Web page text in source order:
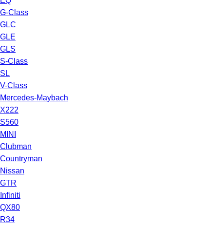
G-Class
GLC
GLE
GLS
S-Class
SL
V-Class
Mercedes-Maybach
X222
S560
MINI
Clubman
Countryman
Nissan
GTR
Infiniti
QX80
R34